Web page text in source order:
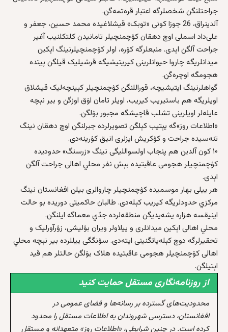
جراحتلنگن شخصلرگه اعتبار قره‌تمه‌گن.
آلدینراق، 26 جوزا کونی «توبک» قیشلاغیده محمد حسین، جعفر و
علی‌داد اسملی اوچ دهقان کۉچمنچیلر تامانیدن کلتکلنیب آغیر
جراحت آلگن اېدی. منبعلرگه کۉره‌، اولر کۉچمنچیلرنینگ اېکین
میدانلریگه چاروا حیوانلرینی کیریتیشیگه قرشیلیک قیلگن پیتده
هجومگه اوچره‌گن.
گواهلرنینگ ایتیشیچه، قوراللنگن کۉچمنچیلر کېینچه‌لیک قیشلاق
اویلریگه هم باستیریب کیریب، اویلر تامان اۉق اوزگن و بیر نېچه‌
عایله‌لر اویلرینی تشلب قاچیشگه مجبور بۉلگن.
«اطلاعات روز»گه یېتیب کېلگن تصویرلرده جبرلنگن اوچ دهقان نینگ
تنه‌سیده جراحت و کۉکریش ایزلری انیق کۉرینه‌دی.
۱۰ کون آلدین هم پنجا‌ب اولسواللیگی نینگ «زرسنگ» حدودیده
کۉچمنچیلر هجومی عاقبتیده بېش نفر محلي اهالی جراحت آلگن
اېدی.
هر ییلی بهار موسمیده کۉچمنچیلر چاروالری بیلن افغانستان نینگ
مرکزي حدودلریگه کیریب کېله‌دی. طالبان حاکمیتی دوریده بو حالت
اینیقسه‌ هزاره یشه‌یدیگن منطقه‌لرده جدّي معماگه ایلنگن.
محلي اهالی اېکین میدانلری و ییلاولر ویران بۉلیشی، زۉرآورلیک و
تحقیرلرگه دوچ کېله‌یاتگنینی ایته‌دی. سۉنگگی ییللرده بیر نېچه‌ محلي
اهالی کۉچمنچیلر هجومی عاقبتیده هلاک بۉلگن حالتلر هم قید
اېتیلگن.
از روزنامه‌نگاری مستقل حمایت کنید
محدودیت‌های گسترده بر رسانه‌ها و فضای عمومی در
افغانستان، دسترسی شهروندان به اطلاعات مستقل را محدود
کرده است. در چنین شرایطی، «اطلاعات روز» متعهدانه و مستقل